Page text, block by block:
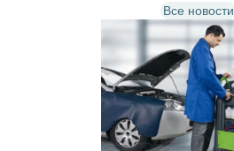
Все новости